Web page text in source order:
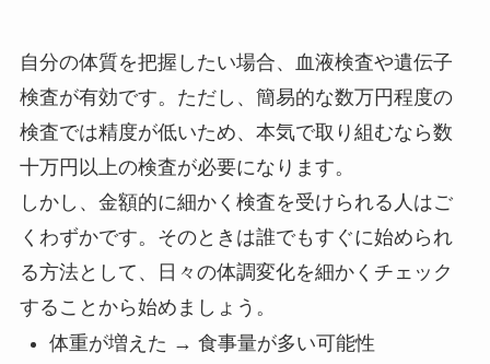
自分の体質を把握したい場合、血液検査や遺伝子
検査が有効です。ただし、簡易的な数万円程度の
検査では精度が低いため、本気で取り組むなら数
十万円以上の検査が必要になります。
しかし、金額的に細かく検査を受けられる人はご
くわずかです。そのときは誰でもすぐに始められ
る方法として、日々の体調変化を細かくチェック
することから始めましょう。
体重が増えた → 食事量が多い可能性